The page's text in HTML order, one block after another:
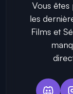
Vous êtes
les
Films et